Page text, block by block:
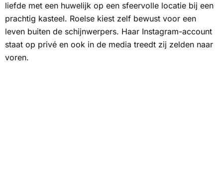
liefde met een huwelijk op een sfeervolle locatie bij een
prachtig kasteel. Roelse kiest zelf bewust voor een
leven buiten de schijnwerpers. Haar Instagram-account
staat op privé en ook in de media treedt zij zelden naar
voren.